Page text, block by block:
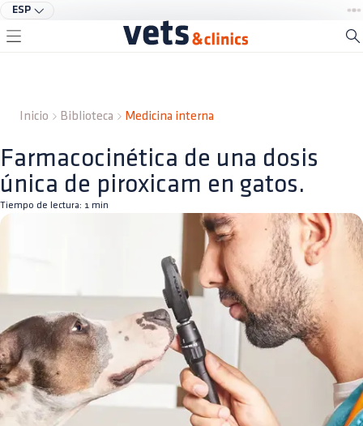
ESP
Inicio Biblioteca Medicina interna
Farmacocinética de una dosis
única de piroxicam en gatos.
Tiempo de lectura: 1 min